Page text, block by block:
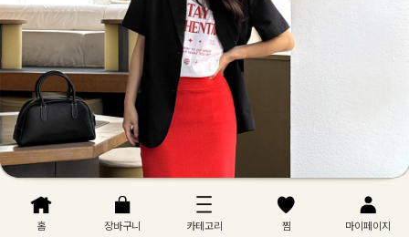
홈 장바구니 카테고리 찜 마이페이지